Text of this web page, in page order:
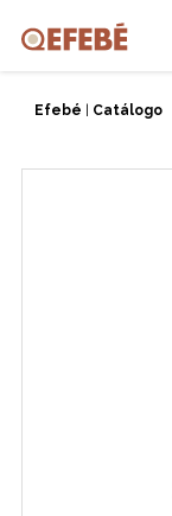
Efebé Catálogo